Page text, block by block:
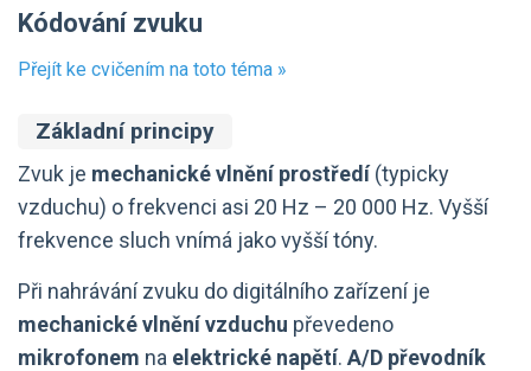
Kódování zvuku
Přejít ke cvičením na toto téma »
Základní principy
Zvuk je mechanické vlnění prostředí(typicky
vzduchu) o frekvenci asi 20 Hz – 20 000 Hz. Vyšší
frekvence sluch vnímá jako vyšší tóny.
Při nahrávání zvuku do digitálního zařízení je
mechanické vlnění vzduchu převedeno
mikrofonem na elektrické napětí. A/D převodník